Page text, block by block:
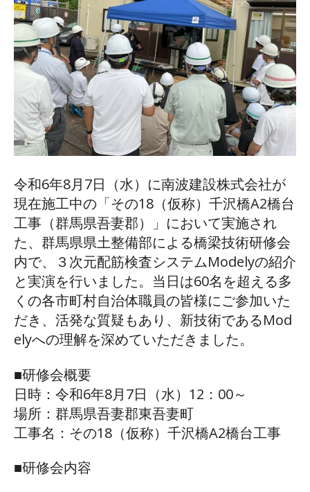
令和6年8月7日（水）に南波建設株式会社が
現在施工中の「その18（仮称）千沢橋A2橋台
工事（群馬県吾妻郡）」において実施され
た、群馬県県土整備部による橋梁技術研修会
内で、３次元配筋検査システムModelyの紹介
と実演を行いました。当日は60名を超える多
くの各市町村自治体職員の皆様にご参加いた
だき、活発な質疑もあり、新技術であるMod
elyへの理解を深めていただきました。
■研修会概要
日時：令和6年8月7日（水）12：00～
場所：群馬県吾妻郡東吾妻町
工事名：その18（仮称）千沢橋A2橋台工事
■研修会内容